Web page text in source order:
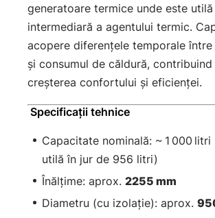
generatoare termice unde este
intermediară a agentului termic.
acopere diferenţele temporale
şi consumul de căldură,
creşterea confortului şi eficienţei.
Specificaţii tehnice
Capacitate nominală: ~ 1 000 litri
utilă în jur de 956 litri)
Înălţime: aprox. 2255 mm
Diametru (cu izolaţie): aprox.